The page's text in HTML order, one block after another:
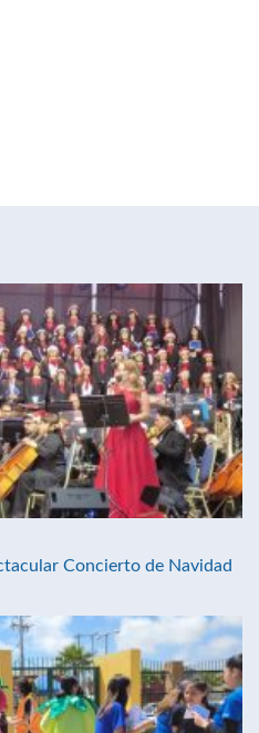
Concierto de Navidad